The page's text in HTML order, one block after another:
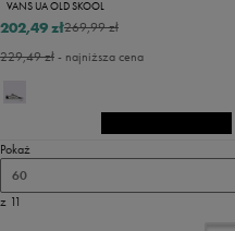
VANS UA OLD SKOOL
269,99 zł
202,49 zł
229,49 zł- najniższa cena
Pokaż
60
z 11